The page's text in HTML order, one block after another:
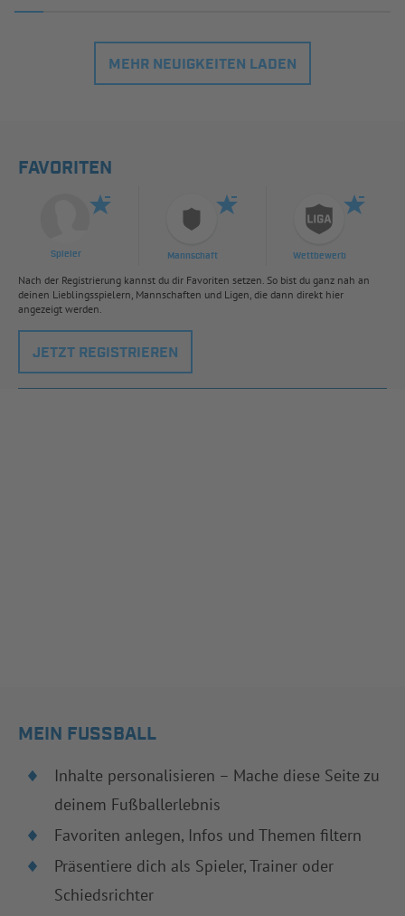
MEHR NEUIGKEITEN LADEN
FAVORITEN
Spieler Mannschaft Wettbewerb
Nach der Registrierung kannst du dir Favoriten setzen. So bist du ganz nah an
deinen Lieblingsspielern, Mannschaften und Ligen, die dann direkt hier
angezeigt werden.
JETZT REGISTRIEREN
MEIN FUSSBALL
Inhalte personalisieren – Mache diese Seite zu
deinem Fußballerlebnis
Favoriten anlegen, Infos und Themen filtern
Präsentiere dich als Spieler, Trainer oder
Schiedsrichter